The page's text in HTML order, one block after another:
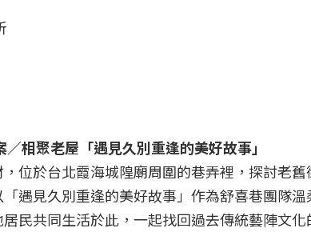
相聚老屋「遇見久別重逢的美好故事」
位於台北霞海城隍廟周圍的巷弄裡，探討老
遇見久別重逢的美好故事」作為舒喜巷團隊
民共同生活於此，一起找回過去傳統藝陣文